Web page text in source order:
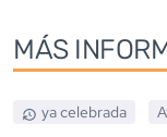
MÁS
ya celebrada